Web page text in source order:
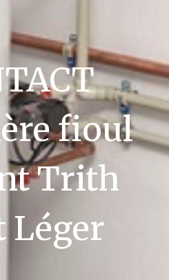
fioul
Trith
Léger